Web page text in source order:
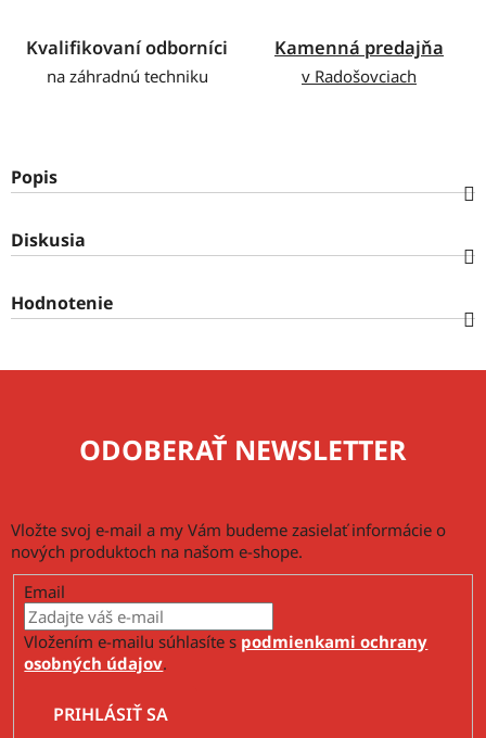
Kvalifikovaní odborníci
na záhradnú techniku
Kamenná predajňa
v Radošovciach
Popis
Diskusia
Hodnotenie
ODOBERAŤ NEWSLETTER
Vložte svoj e-mail a my Vám budeme zasielať informácie o
nových produktoch na našom e-shope.
Email
Vložením e-mailu súhlasíte s podmienkami ochrany
osobných údajov.
PRIHLÁSIŤ SA